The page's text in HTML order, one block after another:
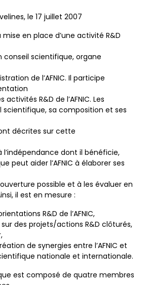
le 17 juillet 2007
en place d’une activité R&D
conseil scientifique, organe
de l’AFNIC. Il participe
R&D de l’AFNIC. Les
scientifique, sa composition et ses
décrites sur cette
dont il bénéficie,
peut aider l’AFNIC à élaborer ses
possible et à les évaluer en
il est en mesure :
R&D de l’AFNIC,
des projets/actions R&D clôturés,
de synergies entre l’AFNIC et
nationale et internationale.
est composé de quatre membres